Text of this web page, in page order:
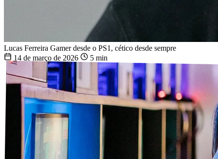
Lucas Ferreira Gamer desde o PS1, cético desde sempre
14 de março de 2026
5 min